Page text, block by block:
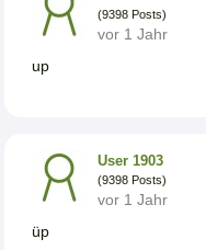
(9398 Posts)
vor 1 Jahr
up
User 1903
(9398 Posts)
vor 1 Jahr
üp